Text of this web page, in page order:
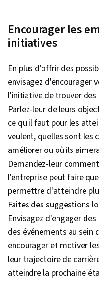
Encourager les
initiatives
En plus d'offrir des
envisagez d'encourager
l'initiative de trouver
Parlez-leur de leurs
ce qu'il faut pour les
veulent, quelles sont les
améliorer ou où ils
Demandez-leur
l'entreprise peut faire
permettre d'atteindre
Faites des suggestions
Envisagez d'engager
des événements au sein
encourager et motiver
leur trajectoire de
atteindre la prochaine